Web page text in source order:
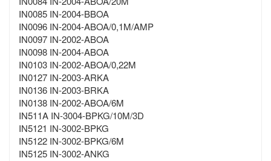
IN0085 IN-2004-BBOA
IN0096 IN-2004-ABOA/0,1M/AMP
IN0097 IN-2002-ABOA
IN0098 IN-2004-ABOA
IN0103 IN-2002-ABOA/0,22M
IN0127 IN-2003-ARKA
IN0136 IN-2003-BRKA
IN0138 IN-2002-ABOA/6M
IN511A IN-3004-BPKG/10M/3D
IN5121 IN-3002-BPKG
IN5122 IN-3002-BPKG/6M
IN5125 IN-3002-ANKG